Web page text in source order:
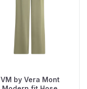
VM by Vera Mont